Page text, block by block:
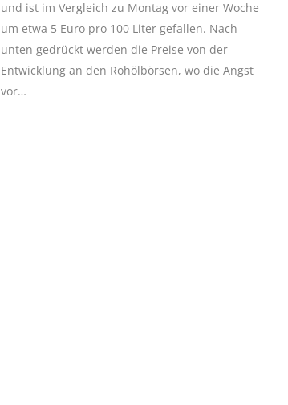
und ist im Vergleich zu Montag vor einer Woche
um etwa 5 Euro pro 100 Liter gefallen. Nach
unten gedrückt werden die Preise von der
Entwicklung an den Rohölbörsen, wo die Angst
vor…